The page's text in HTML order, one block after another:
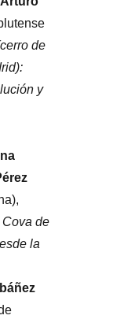
de
y
de
la